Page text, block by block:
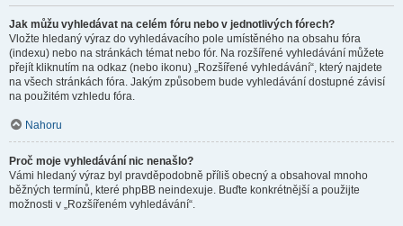
Jak můžu vyhledávat na celém fóru nebo v jednotlivých fórech?
Vložte hledaný výraz do vyhledávacího pole umístěného na obsahu fóra
(indexu) nebo na stránkách témat nebo fór. Na rozšířené vyhledávání můžete
přejít kliknutím na odkaz (nebo ikonu) „Rozšířené vyhledávání“, který najdete
na všech stránkách fóra. Jakým způsobem bude vyhledávání dostupné závisí
na použitém vzhledu fóra.
Nahoru
Proč moje vyhledávání nic nenašlo?
Vámi hledaný výraz byl pravděpodobně příliš obecný a obsahoval mnoho
běžných termínů, které phpBB neindexuje. Buďte konkrétnější a použijte
možnosti v „Rozšířeném vyhledávání“.